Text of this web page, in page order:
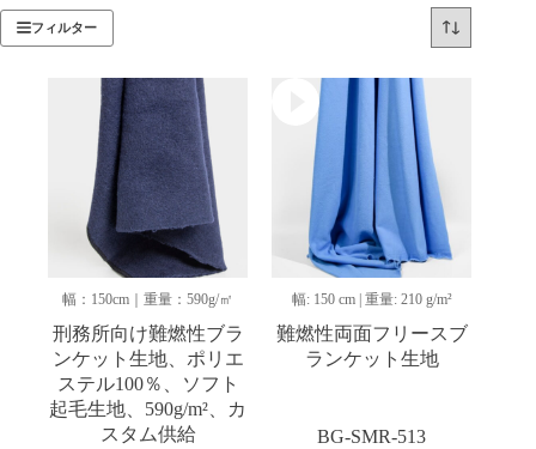
フィルター
幅：150cm｜重量：590g/㎡
刑務所向け難燃性ブラ
ンケット生地、ポリエ
ステル100％、ソフト
起毛生地、590g/m²、カ
スタム供給
幅: 150 cm | 重量: 210 g/m²
難燃性両面フリースブ
ランケット生地
BG-SMR-513